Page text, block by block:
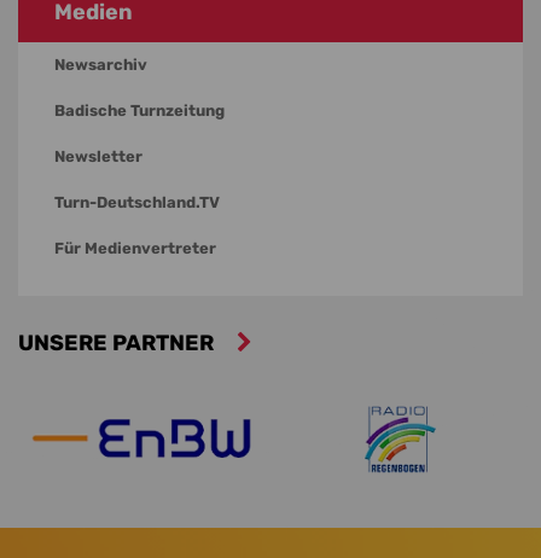
Medien
Newsarchiv
Badische Turnzeitung
Newsletter
Turn-Deutschland.TV
Für Medienvertreter
UNSERE PARTNER